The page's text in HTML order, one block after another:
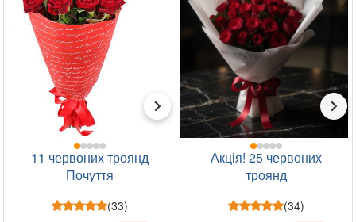
11 червоних троянд
Почуття
(33)
Акція! 25 червоних
троянд
(34)